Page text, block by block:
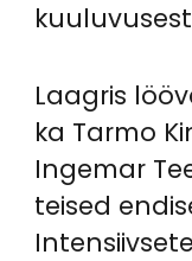
Laagris
ka Tarmo
Ingemar
teised